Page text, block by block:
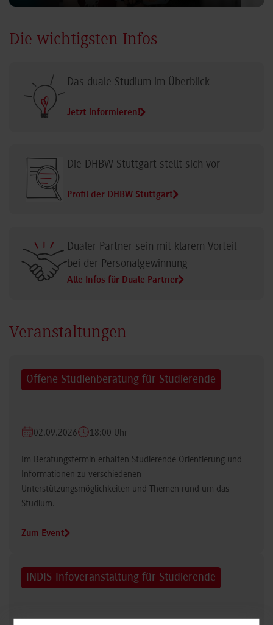
Die wichtigsten Infos
Das duale Studium im Überblick
Jetzt informieren!
Die DHBW Stuttgart stellt sich vor
Profil der DHBW Stuttgart
Dualer Partner sein mit klarem Vorteil
bei der Personalgewinnung
Alle Infos für Duale Partner
Veranstaltungen
Offene Studienberatung für Studierende
02.09.2026 18:00 Uhr
Im Beratungstermin erhalten Studierende Orientierung und
Informationen zu verschiedenen
Unterstützungsmöglichkeiten und Themen rund um das
Studium.
Zum Event
INDIS-Infoveranstaltung für Studierende